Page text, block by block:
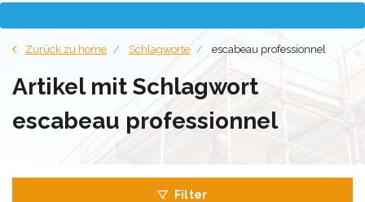
Zurück zu home Schlagworte escabeau professionnel
Artikel mit Schlagwort
escabeau professionnel
Filter